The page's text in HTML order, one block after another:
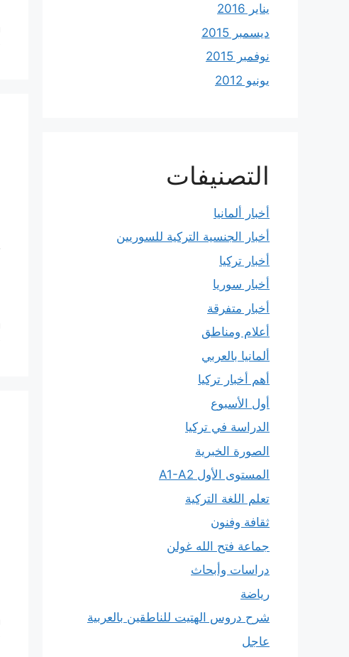
يناير 2016
ديسمبر 2015
نوفمبر 2015
يونيو 2012
التصنيفات
أخبار ألمانيا
أخبار الجنسية التركية للسوريين
أخبار تركيا
أخبار سوريا
أخبار متفرقة
أعلام ومناطق
ألمانيا بالعربي
أهم أخبار تركيا
أول الأسبوع
الدراسة في تركيا
الصورة الخبرية
المستوى الأول A1-A2
تعلم اللغة التركية
ثقافة وفنون
جماعة فتح الله غولن
دراسات وأبحاث
رياضة
شرح دروس الهتيت للناطقين بالعربية
عاجل